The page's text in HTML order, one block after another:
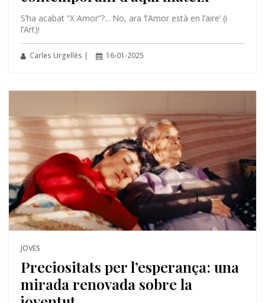
S’ha acabat “X Amor”?... No, ara ‘l’Amor està en l’aire’ (i
l’Art)!
Carles Urgellès | 16-01-2025
JOVES
Preciositats per l’esperança: una
mirada renovada sobre la